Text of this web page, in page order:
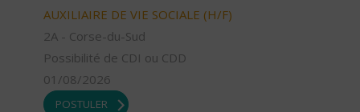
AUXILIAIRE DE VIE SOCIALE (H/F)
2A - Corse-du-Sud
Possibilité de CDI ou CDD
01/08/2026
POSTULER